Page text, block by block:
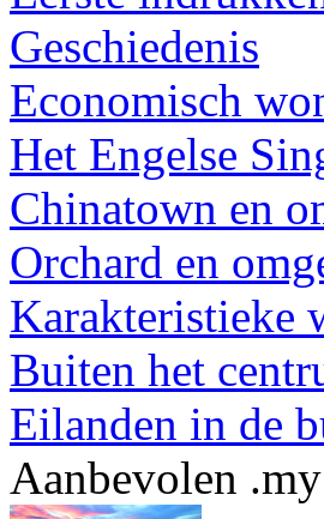
Geschiedenis
Economisch
Het Engelse
Chinatown en
Orchard en
Karakteristieke
Buiten het
Eilanden in de
Aanbevolen